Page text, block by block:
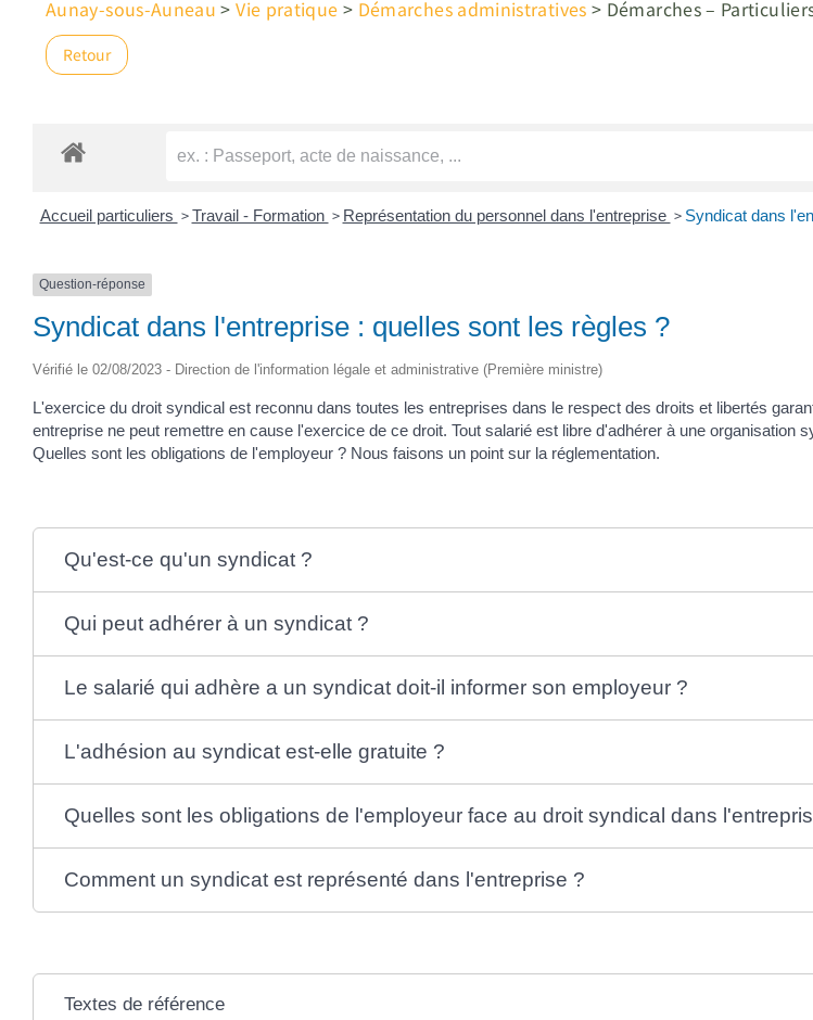
Aunay-sous-Auneau >Vie pratique > Démarches administratives > Démarches –
Retour
Accueil particuliers > Travail - Formation > Représentation du personnel dans l'entreprise > Syndicat dans
Question-réponse
Syndicat dans l'entreprise : quelles sont les règles ?
Vérifié le 02/08/2023 - Direction de l'information légale et administrative (Première ministre)
L'exercice du droit syndical est reconnu dans toutes les entreprises dans le respect des droits et libertés
entreprise ne peut remettre en cause l'exercice de ce droit. Tout salarié est libre d'adhérer à une
Quelles sont les obligations de l'employeur ? Nous faisons un point sur la réglementation.
Qu'est-ce qu'un syndicat ?
Qui peut adhérer à un syndicat ?
Le salarié qui adhère a un syndicat doit-il informer son employeur ?
L'adhésion au syndicat est-elle gratuite ?
Quelles sont les obligations de l'employeur face au droit syndical dans
Comment un syndicat est représenté dans l'entreprise ?
Textes de référence